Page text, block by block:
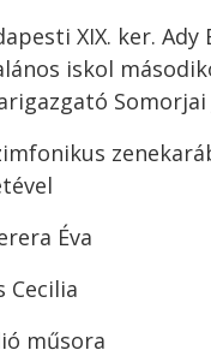
XIX. ker.
iskol
Somorjai
Éva
Cecilia
műsora